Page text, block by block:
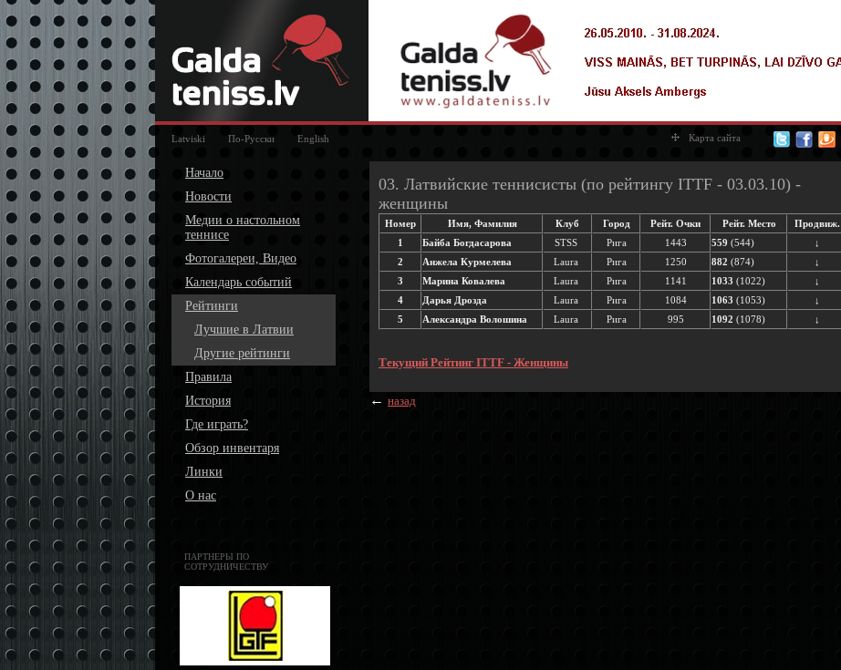
Latviski По-Русски English Карта сайта
Начало
Новости
Медии о настольном
теннисе
Фотогалереи, Видео
Календарь событий
Рейтинги
Лучшие в Латвии
Другие рейтинги
Правила
История
Где играть?
Обзор инвентаря
Линки
О нас
ПАРТНЕРЫ ПО
СОТРУДНИЧЕСТВУ
03. Латвийские теннисисты (по рейтингу ITTF - 03.03.10) -
женщины
Номер Имя, Фамилия Клуб Город Рейт. Очки Рейт. Место
Продвиж.
1
Байба Богдасарова STSS Рига 1443 559 (544)
↓
2
Анжела Курмелева Laura Рига 1250 882 (874)
↓
3
Марина Ковалева Laura Рига 1141 1033 (1022)
↓
4
Дарья Дрозда Laura Рига 1084 1063 (1053)
↓
5
Александра Волошина Laura Рига 995 1092 (1078) ↓
Текущий Рейтинг ITTF - Женщины
← назад